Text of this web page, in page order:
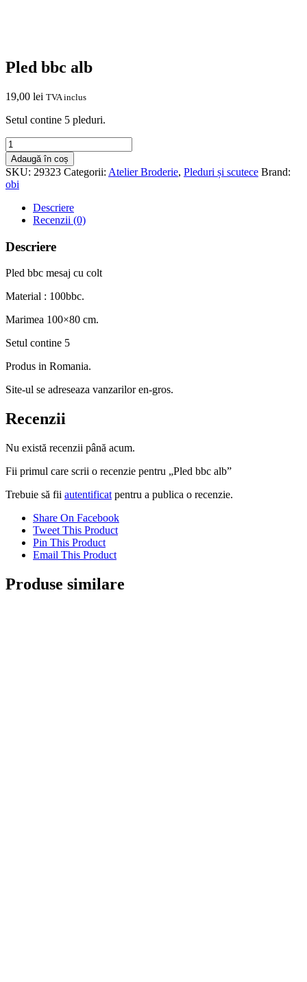
Pled bbc alb
19,00 lei TVA inclus
Setul contine 5 pleduri.
Cantitate
Pled
bbc
alb
Adaugă în coș
SKU: 29323 Categorii: Atelier Broderie, Pleduri și scutece Brand:
obi
Descriere
Recenzii (0)
Descriere
Pled bbc mesaj cu colt
Material : 100bbc.
Marimea 100×80 cm.
Setul contine 5
Produs in Romania.
Site-ul se adreseaza vanzarilor en-gros.
Recenzii
Nu există recenzii până acum.
Fii primul care scrii o recenzie pentru „Pled bbc alb”
Trebuie să fii autentificat pentru a publica o recenzie.
Share On Facebook
Tweet This Product
Pin This Product
Email This Product
Produse similare